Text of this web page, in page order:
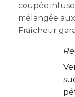
coupée
mélangée
Fraîcheur